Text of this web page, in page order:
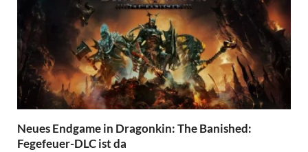
Neues Endgame in Dragonkin: The Banished:
Fegefeuer-DLC ist da